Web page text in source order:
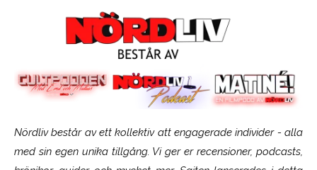
Nördliv består av ett kollektiv att engagerade individer - alla
med sin egen unika tillgång. Vi ger er recensioner, podcasts,